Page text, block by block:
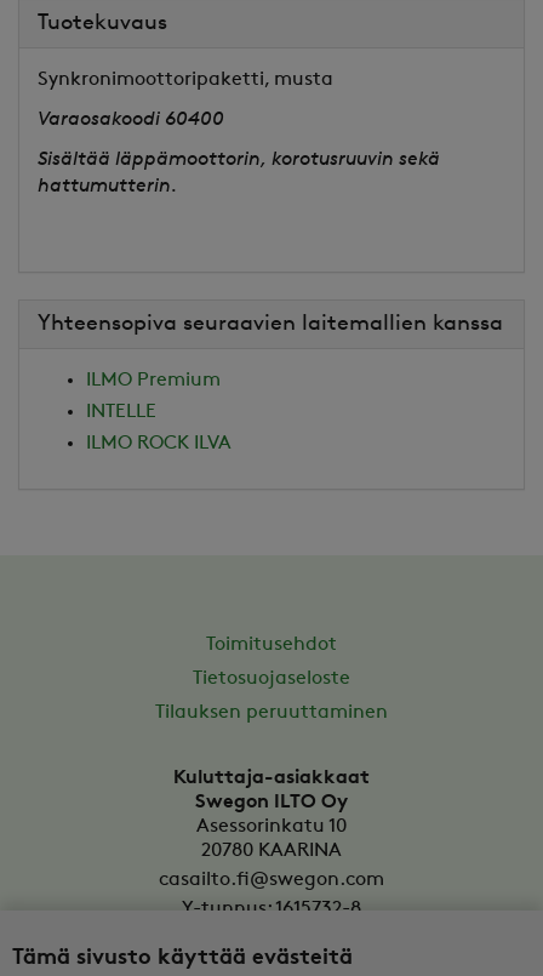
Tuotekuvaus
Synkronimoottoripaketti, musta
Varaosakoodi 60400
Sisältää läppämoottorin, korotusruuvin sekä
hattumutterin.
Yhteensopiva seuraavien laitemallien kanssa
ILMO Premium
INTELLE
ILMO ROCK ILVA
Toimitusehdot
Tietosuojaseloste
Tilauksen peruuttaminen
Kuluttaja-asiakkaat
Swegon ILTO Oy
Asessorinkatu 10
20780 KAARINA
casailto.fi@swegon.com
Y-tunnus: 1615732-8
Yritysasiakkaat
Tämä sivusto käyttää evästeitä